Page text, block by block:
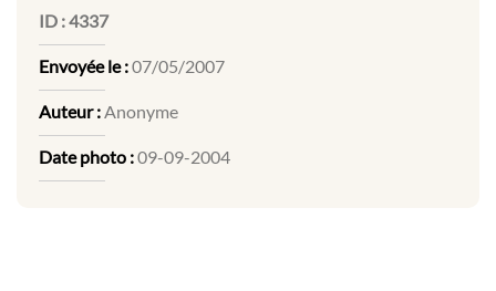
ID :4337
Envoyée le :07/05/2007
Auteur :Anonyme
Date photo :09-09-2004